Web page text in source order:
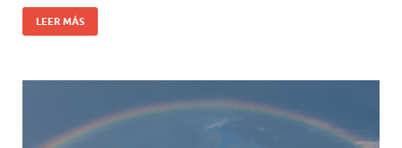
LEER MÁS